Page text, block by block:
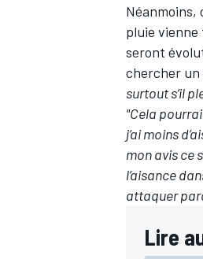
pluie
seront
chercher
surtout s’il
"Cela
j’ai moins
mon avis ce
l’aisance
attaquer
Lire